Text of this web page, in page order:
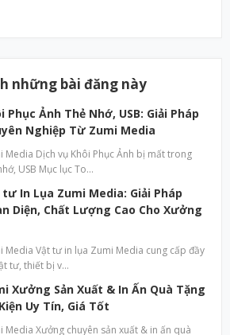
những bài đăng này
Phục Ảnh Thẻ Nhớ, USB: Giải Pháp
Nghiệp Từ Zumi Media
Media Dịch vụ Khôi Phục Ảnh bị mất trong
USB Mục lục To…
In Lụa Zumi Media: Giải Pháp
Diện, Chất Lượng Cao Cho Xưởng
Media Vật tư in lụa Zumi Media cung cấp đầy
tư, thiết bị v…
Xưởng Sản Xuất & In Ấn Quà Tặng
Uy Tín, Giá Tốt
Media Xưởng chuyên sản xuất & in ấn quà